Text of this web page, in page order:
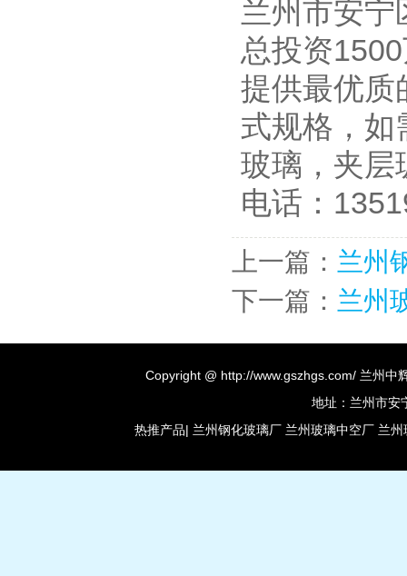
兰州市安
总投资
提供最优质
式规格，如
玻璃，夹层
电话：
上一篇： 兰州
下一篇： 兰州
Copyright @ http://www.gszhgs.com/ 兰州中
地址：兰州市
热推产品| 兰州钢化玻璃厂 兰州玻璃中空厂 兰州